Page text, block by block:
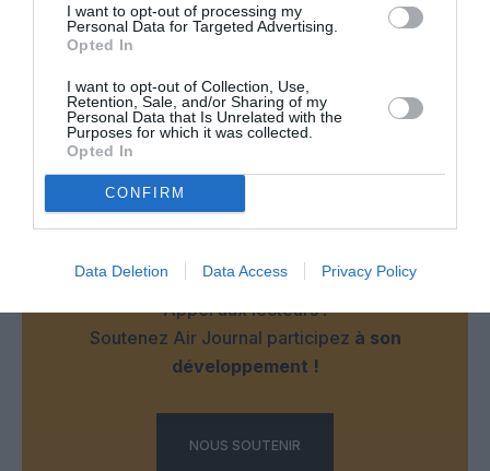
I want to opt-out of processing my
Personal Data for Targeted Advertising.
Opted In
I want to opt-out of Collection, Use,
Retention, Sale, and/or Sharing of my
Personal Data that Is Unrelated with the
Purposes for which it was collected.
Opted In
CONFIRM
Data Deletion Data Access Privacy Policy
Aucun commentaire !
Appel aux lecteurs !
Soutenez Air Journal participez à son
développement !
NOUS SOUTENIR